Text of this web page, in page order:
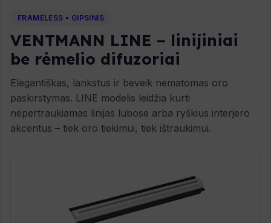
FRAMELESS • GIPSINIS
VENTMANN LINE – linijiniai
be rėmelio difuzoriai
Elegantiškas, lankstus ir beveik nematomas oro
paskirstymas. LINE modelis leidžia kurti
nepertraukiamas linijas lubose arba ryškius interjero
akcentus – tiek oro tiekimui, tiek ištraukimui.